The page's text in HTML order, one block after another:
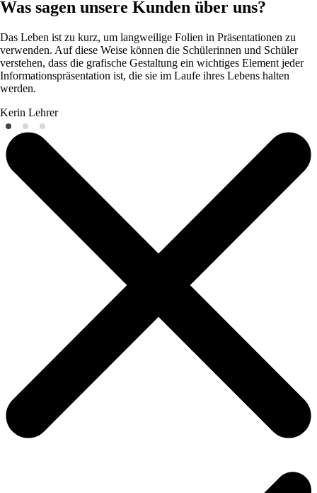
Was sagen unsere Kunden über uns?
Das Leben ist zu kurz, um langweilige Folien in Präsentationen zu
verwenden. Auf diese Weise können die Schülerinnen und Schüler
verstehen, dass die grafische Gestaltung ein wichtiges Element jeder
Informationspräsentation ist, die sie im Laufe ihres Lebens halten
werden.
Kerin Lehrer